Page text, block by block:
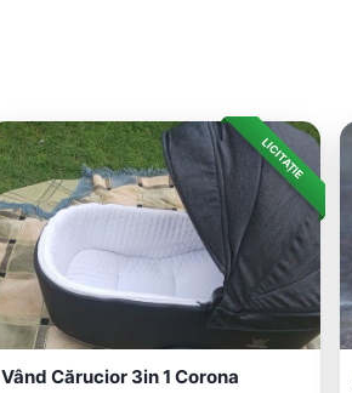
LICITAȚIE
Vând Cărucior 3in 1 Corona